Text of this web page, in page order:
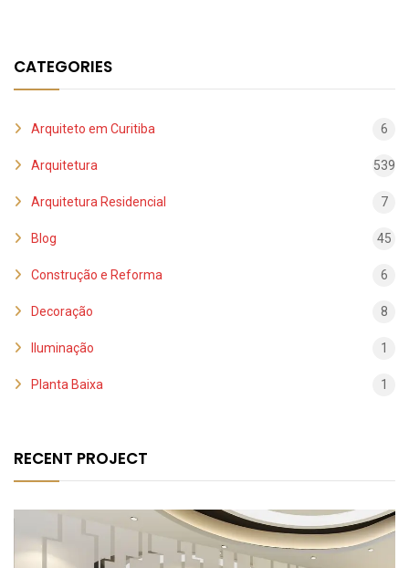
CATEGORIES
Arquiteto em Curitiba 6
Arquitetura 539
Arquitetura Residencial 7
Blog 45
Construção e Reforma 6
Decoração 8
Iluminação 1
Planta Baixa 1
RECENT PROJECT